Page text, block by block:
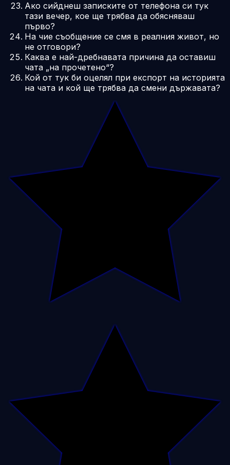
Ако сийднеш записките от телефона си тук
тази вечер, кое ще трябва да обясняваш
първо?
На чие съобщение се смя в реалния живот, но
не отговори?
Каква е най-дребнавата причина да оставиш
чата „на прочетено“?
Кой от тук би оцелял при експорт на историята
на чата и кой ще трябва да смени държавата?